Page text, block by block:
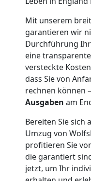
Mit unserem
garantieren wir
Durchführung
eine
versteckte
dass Sie von
rechnen können
Ausgaben am
Bereiten Sie sich
Umzug von
profitieren Sie
die garantiert
jetzt, um Ihr
Wolfsberg
Umzug
für
Senioren